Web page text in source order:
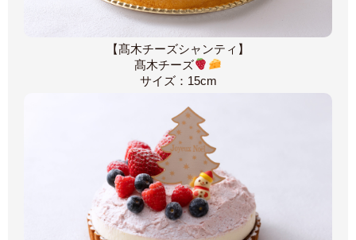
【髙木チーズシャンティ】
髙木チーズ
サイズ：15cm